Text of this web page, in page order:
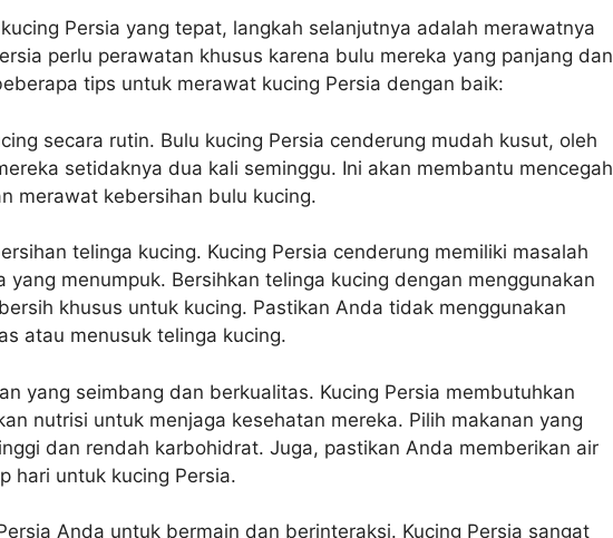
Persia yang tepat, langkah selanjutnya adalah merawatnya
perlu perawatan khusus karena bulu mereka yang panjang dan
tips untuk merawat kucing Persia dengan baik:
secara rutin. Bulu kucing Persia cenderung mudah kusut, oleh
setidaknya dua kali seminggu. Ini akan membantu mencegah
merawat kebersihan bulu kucing.
telinga kucing. Kucing Persia cenderung memiliki masalah
yang menumpuk. Bersihkan telinga kucing dengan menggunakan
khusus untuk kucing. Pastikan Anda tidak menggunakan
atau menusuk telinga kucing.
yang seimbang dan berkualitas. Kucing Persia membutuhkan
nutrisi untuk menjaga kesehatan mereka. Pilih makanan yang
dan rendah karbohidrat. Juga, pastikan Anda memberikan air
hari untuk kucing Persia.
Anda untuk bermain dan berinteraksi. Kucing Persia sangat